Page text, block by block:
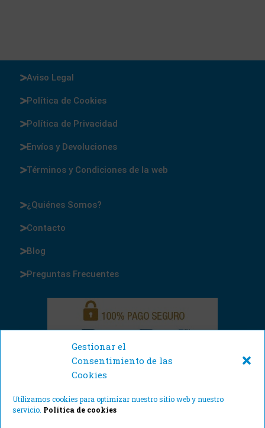
Gestionar el
Consentimiento de las
Cookies
Utilizamos cookies para optimizar nuestro sitio web y nuestro
servicio. Política de cookies
Aviso Legal
Política de Cookies
Política de Privacidad
Envíos y Devoluciones
Términos y Condiciones de la web
¿Quiénes Somos?
Contacto
Blog
Preguntas Frecuentes